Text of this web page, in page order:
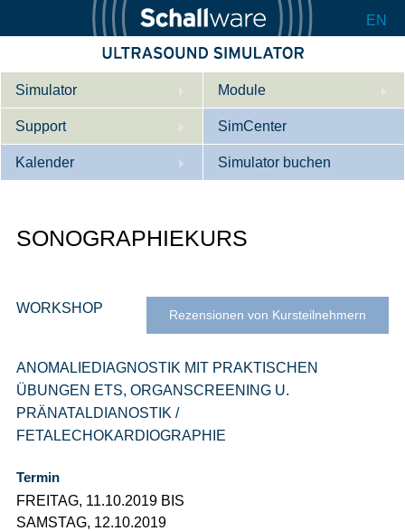
EN
Simulator
Beschreibung
Innere Medizin
Geburtshilfe / Gyn
Product Sheet
Module
Support
Wer wir sind
Downloads
SimCenter
Kalender
Referenzen
Simulator buchen
SONOGRAPHIEKURS
Rezensionen von Kursteilnehmern
WORKSHOP
ANOMALIEDIAGNOSTIK MIT PRAKTISCHEN
ÜBUNGEN ETS, ORGANSCREENING U.
PRÄNATALDIANOSTIK /
FETALECHOKARDIOGRAPHIE
Termin
FREITAG, 11.10.2019 BIS
SAMSTAG, 12.10.2019